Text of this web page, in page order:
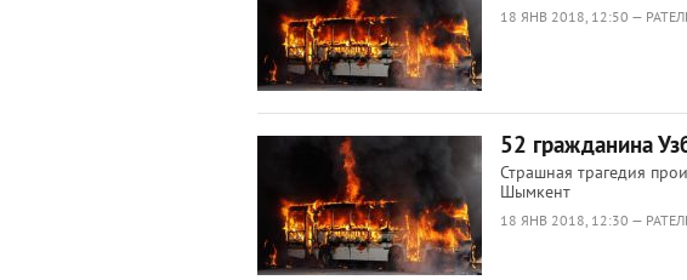
18 ЯНВ 2018, 12:50 —
52 гражданина
Страшная трагедия
Шымкент
18 ЯНВ 2018, 12:30 —